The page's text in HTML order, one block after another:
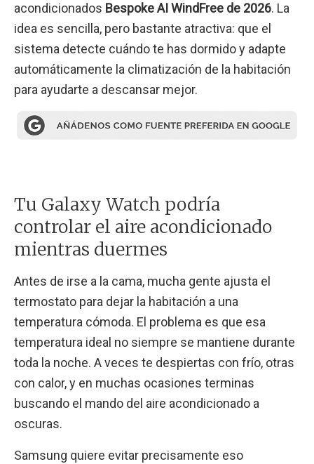
acondicionados Bespoke AI WindFree de 2026. La
idea es sencilla, pero bastante atractiva: que el
sistema detecte cuándo te has dormido y adapte
automáticamente la climatización de la habitación
para ayudarte a descansar mejor.
Tu Galaxy Watch podría
controlar el aire acondicionado
mientras duermes
Antes de irse a la cama, mucha gente ajusta el
termostato para dejar la habitación a una
temperatura cómoda. El problema es que esa
temperatura ideal no siempre se mantiene durante
toda la noche. A veces te despiertas con frío, otras
con calor, y en muchas ocasiones terminas
buscando el mando del aire acondicionado a
oscuras.
Samsung quiere evitar precisamente eso